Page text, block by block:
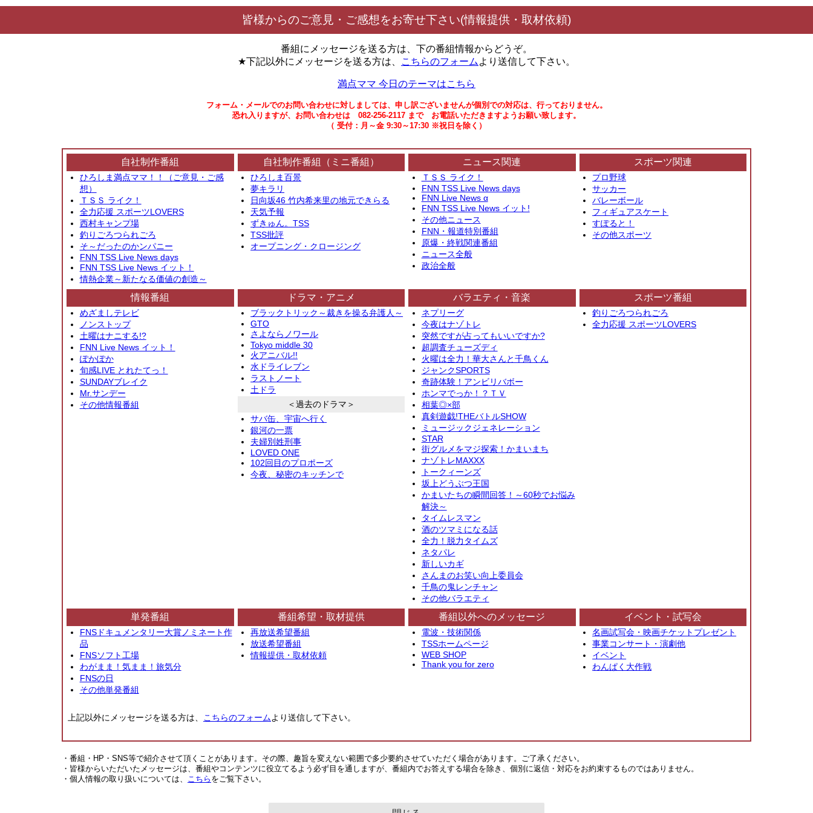
皆様からのご意見・ご感想をお寄せ下さい(情報提供・取材依頼)
番組にメッセージを送る方は、下の番組情報からどうぞ。
★下記以外にメッセージを送る方は、
こちらのフォーム より送信して下さい。
満点ママ 今日のテーマはこちら
フォーム・メールでのお問い合わせに対しましては、申し訳ございませんが個別での対応は、行っておりません。
恐れ入りますが、お問い合わせは 082-256-2117 まで お電話いただきますようお願い致します。
（ 受付：月～金 9:30～17:30 ※祝日を除く）
自社制作番組
ひろしま満点ママ！！（ご意見・ご感
想）
ＴＳＳ ライク！
全力応援 スポーツLOVERS
西村キャンプ場
釣りごろつられごろ
そ～だったのかンパニー
FNN TSS Live News days
FNN TSS Live News イット！
情熱企業～新たなる価値の創造～
自社制作番組（ミニ番組）
ひろしま百景
夢キラリ
日向坂46 竹内希来里の地元できらる
天気予報
ずきゅん。TSS
TSS批評
オープニング・クロージング
ニュース関連
ＴＳＳ ライク！
FNN TSS Live News days
FNN Live News α
FNN TSS Live News イット!
その他ニュース
FNN・報道特別番組
原爆・終戦関連番組
ニュース全般
政治全般
スポーツ関連
プロ野球
サッカー
バレーボール
フィギュアスケート
すぽると！
その他スポーツ
情報番組
めざましテレビ
ノンストップ
土曜はナニする!?
FNN Live News イット！
ぽかぽか
旬感LIVE とれたてっ！
SUNDAYブレイク
Mr.サンデー
その他情報番組
ドラマ・アニメ
ブラックトリック～裁きを操る弁護人～
GTO
さよならノワール
Tokyo middle 30
火アニバル!!
水ドライレブン
ラストノート
土ドラ
＜過去のドラマ＞
サバ缶、宇宙へ行く
銀河の一票
夫婦別姓刑事
LOVED ONE
102回目のプロポーズ
今夜、秘密のキッチンで
バラエティ・音楽
ネプリーグ
今夜はナゾトレ
突然ですが占ってもいいですか?
超調査チューズディ
火曜は全力！華大さんと千鳥くん
ジャンクSPORTS
奇跡体験！アンビリバボー
ホンマでっか！？ＴＶ
相葉◎×部
真剣遊戯!THEバトルSHOW
ミュージックジェネレーション
STAR
街グルメをマジ探索！かまいまち
ナゾトレMAXXX
トークィーンズ
坂上どうぶつ王国
かまいたちの瞬間回答！～60秒でお悩み
解決～
タイムレスマン
酒のツマミになる話
全力！脱力タイムズ
ネタパレ
新しいカギ
さんまのお笑い向上委員会
千鳥の鬼レンチャン
その他バラエティ
スポーツ番組
釣りごろつられごろ
全力応援 スポーツLOVERS
単発番組
FNSドキュメンタリー大賞ノミネート作
品
FNSソフト工場
わがまま！気まま！旅気分
FNSの日
その他単発番組
番組希望・取材提供
再放送希望番組
放送希望番組
情報提供・取材依頼
番組以外へのメッセージ
電波・技術関係
TSSホームページ
WEB SHOP
Thank you for zero
イベント・試写会
名画試写会・映画チケットプレゼント
事業コンサート・演劇他
イベント
わんぱく大作戦
上記以外にメッセージを送る方は、 こちらのフォームより送信して下さい。
・番組・HP・SNS等で紹介させて頂くことがあります。その際、趣旨を変えない範囲で多少要約させていただく場合があります。ご了承ください。
・皆様からいただいたメッセージは、番組やコンテンツに役立てるよう必ず目を通しますが、番組内でお答えする場合を除き、個別に返信・対応をお約束するものではありません。
・個人情報の取り扱いについては、
こちら をご覧下さい。